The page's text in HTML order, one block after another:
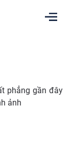
phẳng gần đây
ảnh